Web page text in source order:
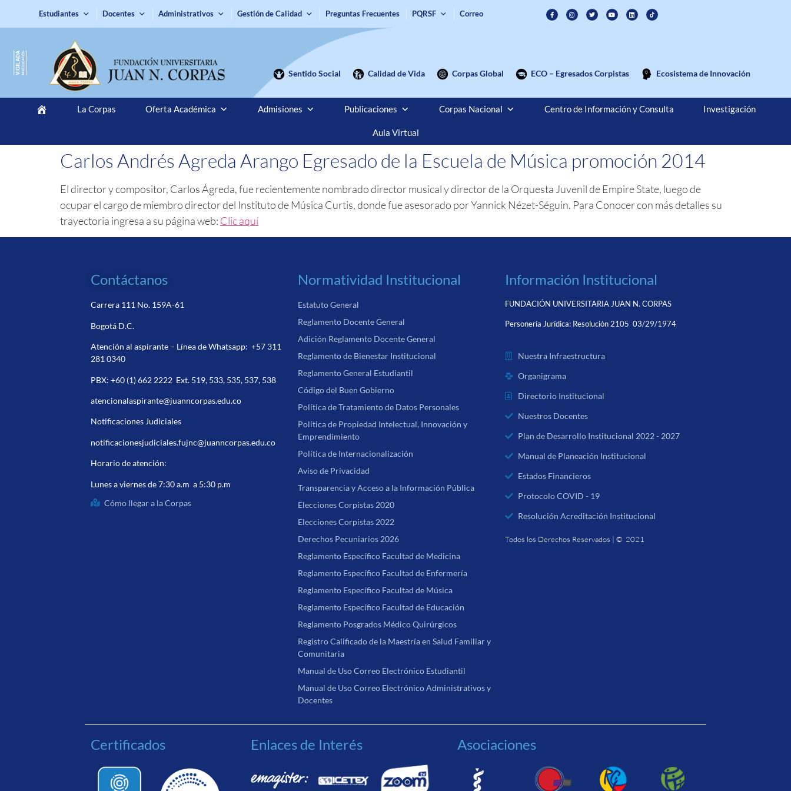
Estudiantes Docentes Administrativos Gestión de Calidad Preguntas Frecuentes PQRSF Correo
Sentido Social Calidad de Vida Corpas Global ECO – Egresados Corpistas Ecosistema de Innovación
La Corpas Oferta Académica Admisiones Publicaciones Corpas Nacional Centro de Información y Consulta Investigación
Aula Virtual
Carlos Andrés Agreda Arango Egresado de la Escuela de Música promoción 2014
El director y compositor, Carlos Ágreda, fue recientemente nombrado director musical y director de la Orquesta Juvenil de Empire State, luego de
ocupar el cargo de miembro director del Instituto de Música Curtis, donde fue asesorado por Yannick Nézet-Séguin. Para Conocer con más detalles su
trayectoria ingresa a su página web: Clic aquí
Contáctanos
Carrera 111 No. 159A-61
Bogotá D.C.
Atención al aspirante – Línea de Whatsapp:+57 311
281 0340
PBX:+60 (1) 662 2222 Ext. 519, 533, 535, 537, 538
atencionalaspirante@juanncorpas.edu.co
Notificaciones Judiciales
notificacionesjudiciales.fujnc@juanncorpas.edu.co
Horario de atención:
Lunes a viernes de 7:30 a.m a 5:30 p.m
Cómo llegar a la Corpas
Normatividad Institucional
Estatuto General
Reglamento Docente General
Adición Reglamento Docente General
Reglamento de Bienestar Institucional
Reglamento General Estudiantil
Código del Buen Gobierno
Política de Tratamiento de Datos Personales
Política de Propiedad Intelectual, Innovación y
Emprendimiento
Política de Internacionalización
Aviso de Privacidad
Transparencia y Acceso a la Información Pública
Elecciones Corpistas 2020
Elecciones Corpistas 2022
Derechos Pecuniarios 2026
Reglamento Específico Facultad de Medicina
Reglamento Específico Facultad de Enfermería
Reglamento Específico Facultad de Música
Reglamento Específico Facultad de Educación
Reglamento Posgrados Médico Quirúrgicos
Registro Calificado de la Maestría en Salud Familiar y
Comunitaria
Manual de Uso Correo Electrónico Estudiantil
Manual de Uso Correo Electrónico Administrativos y
Docentes
Información Institucional
FUNDACIÓN UNIVERSITARIA JUAN N. CORPAS
Personería Jurídica: Resolución 2105 03/29/1974
Nuestra Infraestructura
Organigrama
Directorio Institucional
Nuestros Docentes
Plan de Desarrollo Institucional 2022 - 2027
Manual de Planeación Institucional
Estados Financieros
Protocolo COVID - 19
Resolución Acreditación Institucional
Todos los Derechos Reservados | © 2021
Certificados Enlaces de Interés Asociaciones